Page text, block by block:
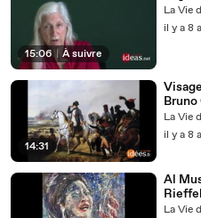
15:06 | À suivre
La Vie
il y a 8
14:31
Bruno
La Vie
il y a 8
Al
Rieffel
La Vie